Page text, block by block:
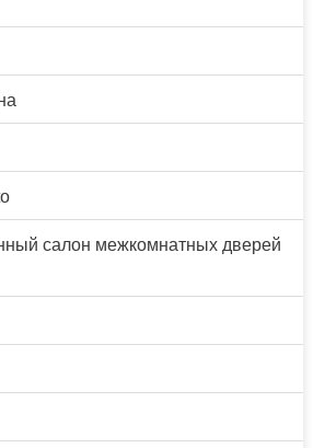
салон межкомнатных дверей